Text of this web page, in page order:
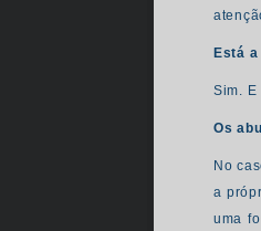
Está
Sim.
Os
No
a
uma